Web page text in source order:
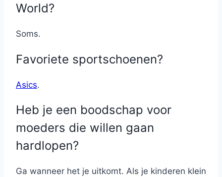
World?
Soms.
Favoriete sportschoenen?
Asics.
Heb je een boodschap voor
moeders die willen gaan
hardlopen?
Ga wanneer het je uitkomt. Als je kinderen klein